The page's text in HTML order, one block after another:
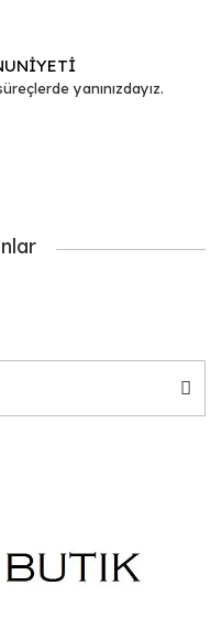
yanınızdayız.